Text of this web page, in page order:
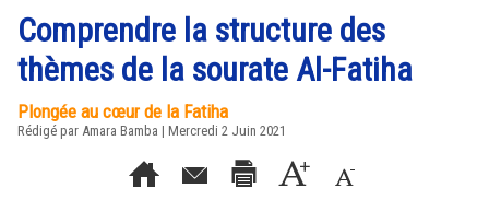
Comprendre la structure des
thèmes de la sourate Al-Fatiha
Plongée au cœur de la Fatiha
Rédigé par Amara Bamba | Mercredi 2 Juin 2021